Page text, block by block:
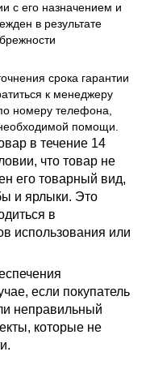
с его назначением и
в результате
срока гарантии
к менеджеру
номеру телефона,
помощи.
в течение 14
что товар не
его товарный вид,
и ярлыки. Это
в
использования или
если покупатель
неправильный
которые не